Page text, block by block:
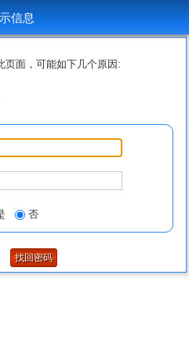
信息
页面，可能如下几个原因:
否